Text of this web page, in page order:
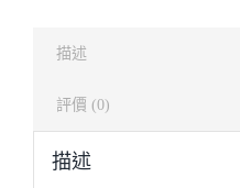
描述
評價 (0)
描述